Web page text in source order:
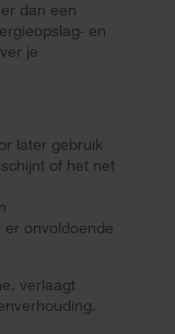
dan een
en
je
later gebruik
of het net
er onvoldoende
verlaagt